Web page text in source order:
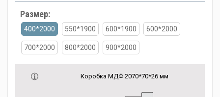
Размер:
400*2000 550*1900 600*1900 600*2000
700*2000 800*2000 900*2000
Коробка МДФ 2070*70*26 мм